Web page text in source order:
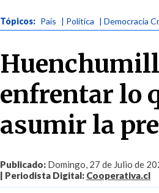
Tópicos: País | Política | Democracia
enfrentar lo
asumir la
Publicado: Domingo, 27 de Julio de
| Periodista Digital: Cooperativa.cl